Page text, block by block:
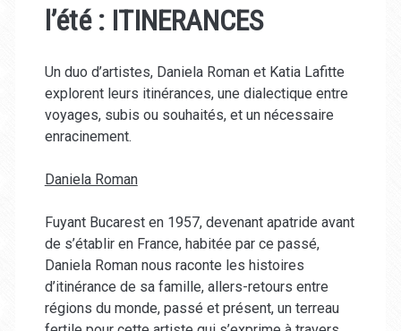
l’été : ITINERANCES
Un duo d’artistes, Daniela Roman et Katia Lafitte
explorent leurs itinérances, une dialectique entre
voyages, subis ou souhaités, et un nécessaire
enracinement.
Daniela Roman
Fuyant Bucarest en 1957, devenant apatride avant
de s’établir en France, habitée par ce passé,
Daniela Roman nous raconte les histoires
d’itinérance de sa famille, allers-retours entre
régions du monde, passé et présent, un terreau